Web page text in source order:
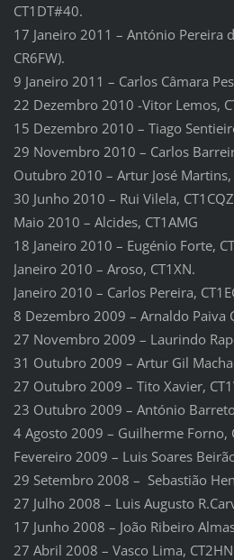
CT1DT#40.
17 Janeiro 2011 – António Pereira
CR6FW).
9 Janeiro 2011 – Carlos Câmara
22 Dezembro 2010 -Vitor Lemos,
15 Dezembro 2010 – Tiago
29 Novembro 2010 – Carlos
Outubro 2010 – Artur José
30 Junho 2010 – Rui Vilela,
Maio 2010 – Alcides, CT1AMG
18 Janeiro 2010 – Eugénio Forte,
Janeiro 2010 – Aroso, CT1XN.
Janeiro 2010 – Carlos Pereira,
8 Dezembro 2009 – Arnaldo Paiva
27 Novembro 2009 – Laurindo
31 Outubro 2009 – Artur Gil
27 Outubro 2009 – Tito Xavier,
23 Outubro 2009 – António
4 Agosto 2009 – Guilherme Forno,
Fevereiro 2009 – Luis Soares
29 Setembro 2008 – Sebastião
27 Julho 2008 – Luis Augusto
17 Junho 2008 – João Ribeiro
27 Abril 2008 – Vasco Lima,